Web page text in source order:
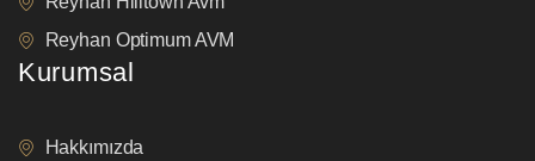
Reyhan Optimum AVM
Kurumsal
Hakkımızda